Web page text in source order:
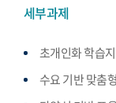
세부과제
초개인화 학습
수요 기반 맞춤